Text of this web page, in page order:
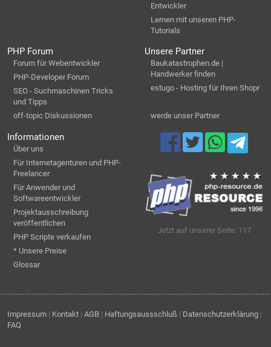
Entwickler
Lernen mit unseren PHP-
Tutorials
PHP Forum
Forum für Webentwickler
PHP-Developer Forum
SEO - Suchmaschinen Tricks
und Tipps
off-topic Diskussionen
Unsere Partner
Baukatastrophen.de |
Handwerker finden
estugo - Hosting für Ihren Shopr
werde unser Partner
Informationen
Über uns
Für Internetagenturen und PHP-
Freelancer
Für Anwender und
Softwareentwickler
Projektausschreibung
veröffentlichen
PHP Scripte verkaufen
* Unsere Preise
Glossar
Jetzt auf unserer Seite: 117
Impressum | Kontakt | AGB | Haftungsaussschluß | Datenschutzerklärung |
FAQ